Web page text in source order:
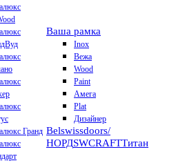
Гранд
Ваша рамка
Inox
Вежа
Wood
Paint
Амега
Plat
Дизайнер
Belswissdoors/
НОРДSWCRAFTТитан